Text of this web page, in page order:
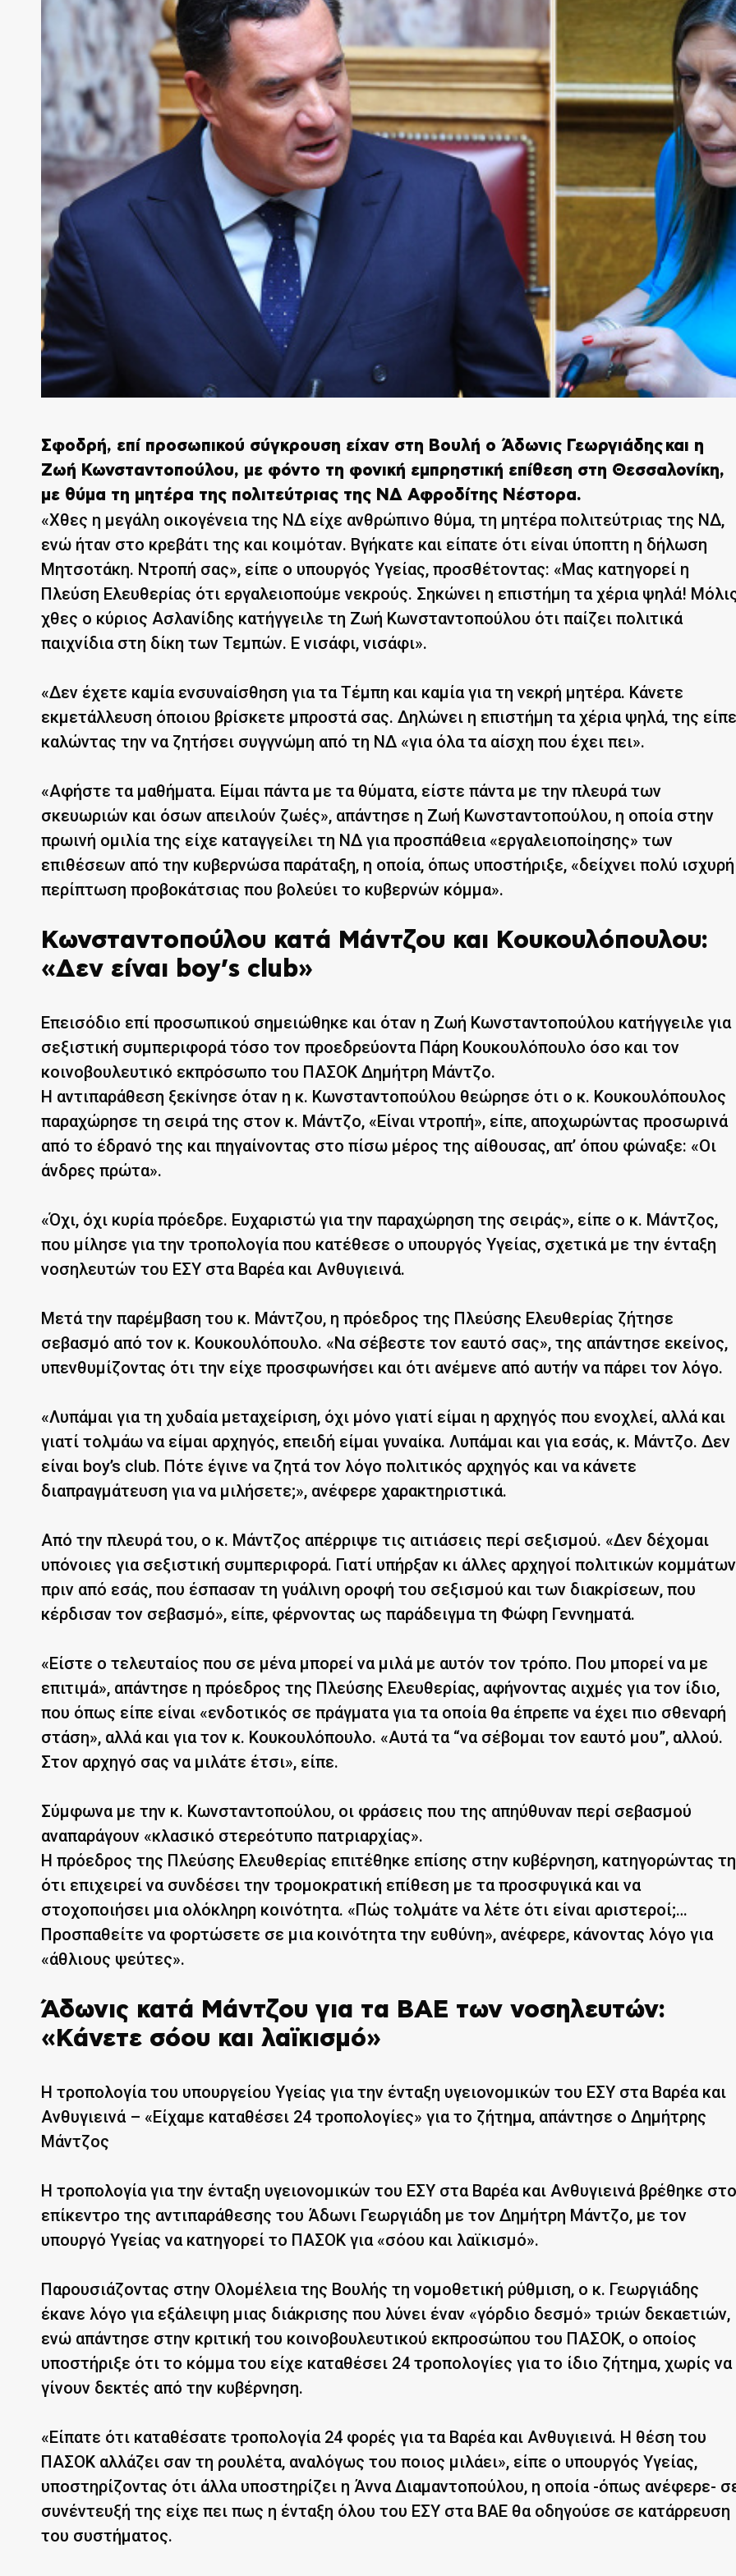
Σφοδρή, επί προσωπικού σύγκρουση είχαν στη Βουλή ο Άδωνις Γεωργιάδης και η
Ζωή Κωνσταντοπούλου, με φόντο τη φονική εμπρηστική επίθεση στη Θεσσαλονίκη,
με θύμα τη μητέρα της πολιτεύτριας της ΝΔ Αφροδίτης Νέστορα.
«Χθες η μεγάλη οικογένεια της ΝΔ είχε ανθρώπινο θύμα, τη μητέρα πολιτεύτριας της ΝΔ,
ενώ ήταν στο κρεβάτι της και κοιμόταν. Βγήκατε και είπατε ότι είναι ύποπτη η δήλωση
Μητσοτάκη. Ντροπή σας», είπε ο υπουργός Υγείας, προσθέτοντας: «Μας κατηγορεί η
Πλεύση Ελευθερίας ότι εργαλειοπούμε νεκρούς. Σηκώνει η επιστήμη τα χέρια ψηλά!
χθες ο κύριος Ασλανίδης κατήγγειλε τη Ζωή Κωνσταντοπούλου ότι παίζει πολιτικά
παιχνίδια στη δίκη των Τεμπών. Ε νισάφι, νισάφι».
«Δεν έχετε καμία ενσυναίσθηση για τα Τέμπη και καμία για τη νεκρή μητέρα. Κάνετε
εκμετάλλευση όποιου βρίσκετε μπροστά σας. Δηλώνει η επιστήμη τα χέρια ψηλά, της
καλώντας την να ζητήσει συγγνώμη από τη ΝΔ «για όλα τα αίσχη που έχει πει».
«Αφήστε τα μαθήματα. Είμαι πάντα με τα θύματα, είστε πάντα με την πλευρά των
σκευωριών και όσων απειλούν ζωές», απάντησε η Ζωή Κωνσταντοπούλου, η οποία στην
πρωινή ομιλία της είχε καταγγείλει τη ΝΔ για προσπάθεια «εργαλειοποίησης» των
επιθέσεων από την κυβερνώσα παράταξη, η οποία, όπως υποστήριξε, «δείχνει πολύ ισχυρή
περίπτωση προβοκάτσιας που βολεύει το κυβερνών κόμμα».
Κωνσταντοπούλου κατά Μάντζου και Κουκουλόπουλου:
«Δεν είναι boy’s club»
Επεισόδιο επί προσωπικού σημειώθηκε και όταν η Ζωή Κωνσταντοπούλου κατήγγειλε για
σεξιστική συμπεριφορά τόσο τον προεδρεύοντα Πάρη Κουκουλόπουλο όσο και τον
κοινοβουλευτικό εκπρόσωπο του ΠΑΣΟΚ Δημήτρη Μάντζο.
Η αντιπαράθεση ξεκίνησε όταν η κ. Κωνσταντοπούλου θεώρησε ότι ο κ. Κουκουλόπουλος
παραχώρησε τη σειρά της στον κ. Μάντζο, «Είναι ντροπή», είπε, αποχωρώντας προσωρινά
από το έδρανό της και πηγαίνοντας στο πίσω μέρος της αίθουσας, απ’ όπου φώναξε: «Οι
άνδρες πρώτα».
«Όχι, όχι κυρία πρόεδρε. Ευχαριστώ για την παραχώρηση της σειράς», είπε ο κ. Μάντζος,
που μίλησε για την τροπολογία που κατέθεσε ο υπουργός Υγείας, σχετικά με την ένταξη
νοσηλευτών του ΕΣΥ στα Βαρέα και Ανθυγιεινά.
Μετά την παρέμβαση του κ. Μάντζου, η πρόεδρος της Πλεύσης Ελευθερίας ζήτησε
σεβασμό από τον κ. Κουκουλόπουλο. «Να σέβεστε τον εαυτό σας», της απάντησε εκείνος,
υπενθυμίζοντας ότι την είχε προσφωνήσει και ότι ανέμενε από αυτήν να πάρει τον λόγο.
«Λυπάμαι για τη χυδαία μεταχείριση, όχι μόνο γιατί είμαι η αρχηγός που ενοχλεί, αλλά και
γιατί τολμάω να είμαι αρχηγός, επειδή είμαι γυναίκα. Λυπάμαι και για εσάς, κ. Μάντζο. Δεν
είναι boy’s club. Πότε έγινε να ζητά τον λόγο πολιτικός αρχηγός και να κάνετε
διαπραγμάτευση για να μιλήσετε;», ανέφερε χαρακτηριστικά.
Από την πλευρά του, ο κ. Μάντζος απέρριψε τις αιτιάσεις περί σεξισμού. «Δεν δέχομαι
υπόνοιες για σεξιστική συμπεριφορά. Γιατί υπήρξαν κι άλλες αρχηγοί πολιτικών κομμάτων
πριν από εσάς, που έσπασαν τη γυάλινη οροφή του σεξισμού και των διακρίσεων, που
κέρδισαν τον σεβασμό», είπε, φέρνοντας ως παράδειγμα τη Φώφη Γεννηματά.
«Είστε ο τελευταίος που σε μένα μπορεί να μιλά με αυτόν τον τρόπο. Που μπορεί να με
επιτιμά», απάντησε η πρόεδρος της Πλεύσης Ελευθερίας, αφήνοντας αιχμές για τον ίδιο,
που όπως είπε είναι «ενδοτικός σε πράγματα για τα οποία θα έπρεπε να έχει πιο σθεναρή
στάση», αλλά και για τον κ. Κουκουλόπουλο. «Αυτά τα “να σέβομαι τον εαυτό μου”, αλλού.
Στον αρχηγό σας να μιλάτε έτσι», είπε.
Σύμφωνα με την κ. Κωνσταντοπούλου, οι φράσεις που της απηύθυναν περί σεβασμού
αναπαράγουν «κλασικό στερεότυπο πατριαρχίας».
Η πρόεδρος της Πλεύσης Ελευθερίας επιτέθηκε επίσης στην κυβέρνηση, κατηγορώντας τη
ότι επιχειρεί να συνδέσει την τρομοκρατική επίθεση με τα προσφυγικά και να
στοχοποιήσει μια ολόκληρη κοινότητα. «Πώς τολμάτε να λέτε ότι είναι αριστεροί;…
Προσπαθείτε να φορτώσετε σε μια κοινότητα την ευθύνη», ανέφερε, κάνοντας λόγο για
«άθλιους ψεύτες».
Άδωνις κατά Μάντζου για τα ΒΑΕ των νοσηλευτών:
«Κάνετε σόου και λαϊκισμό»
Η τροπολογία του υπουργείου Υγείας για την ένταξη υγειονομικών του ΕΣΥ στα Βαρέα και
Ανθυγιεινά – «Είχαμε καταθέσει 24 τροπολογίες» για το ζήτημα, απάντησε ο Δημήτρης
Μάντζος
Η τροπολογία για την ένταξη υγειονομικών του ΕΣΥ στα Βαρέα και Ανθυγιεινά βρέθηκε στο
επίκεντρο της αντιπαράθεσης του Άδωνι Γεωργιάδη με τον Δημήτρη Μάντζο, με τον
υπουργό Υγείας να κατηγορεί το ΠΑΣΟΚ για «σόου και λαϊκισμό».
Παρουσιάζοντας στην Ολομέλεια της Βουλής τη νομοθετική ρύθμιση, ο κ. Γεωργιάδης
έκανε λόγο για εξάλειψη μιας διάκρισης που λύνει έναν «γόρδιο δεσμό» τριών δεκαετιών,
ενώ απάντησε στην κριτική του κοινοβουλευτικού εκπροσώπου του ΠΑΣΟΚ, ο οποίος
υποστήριξε ότι το κόμμα του είχε καταθέσει 24 τροπολογίες για το ίδιο ζήτημα, χωρίς να
γίνουν δεκτές από την κυβέρνηση.
«Είπατε ότι καταθέσατε τροπολογία 24 φορές για τα Βαρέα και Ανθυγιεινά. Η θέση του
ΠΑΣΟΚ αλλάζει σαν τη ρουλέτα, αναλόγως του ποιος μιλάει», είπε ο υπουργός Υγείας,
υποστηρίζοντας ότι άλλα υποστηρίζει η Άννα Διαμαντοπούλου, η οποία -όπως ανέφερε-
συνέντευξή της είχε πει πως η ένταξη όλου του ΕΣΥ στα ΒΑΕ θα οδηγούσε σε κατάρρευση
του συστήματος.